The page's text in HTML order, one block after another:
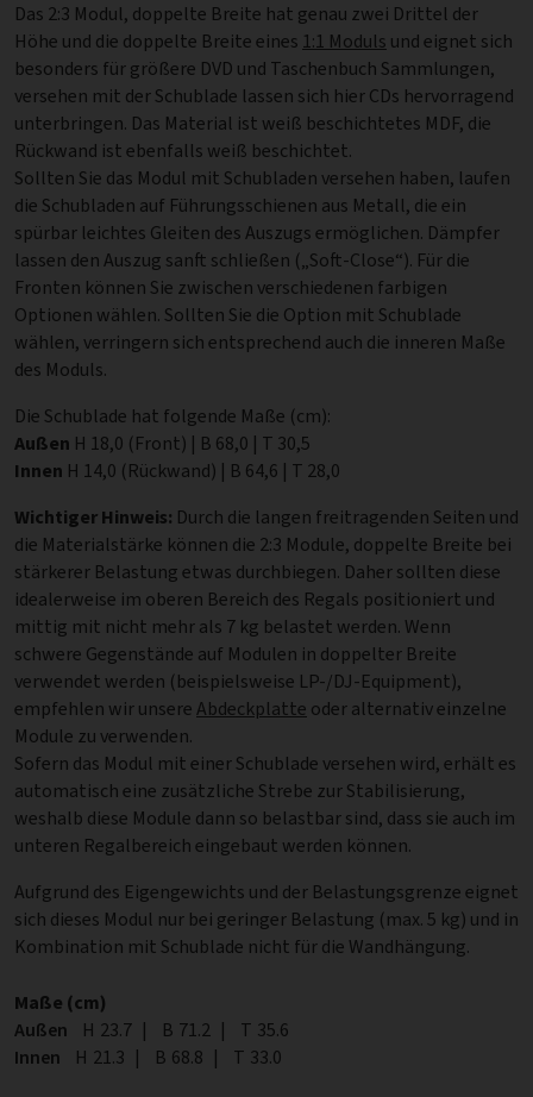
Das 2:3 Modul, doppelte Breite hat genau zwei Drittel der
Höhe und die doppelte Breite eines 1:1 Moduls und eignet sich
besonders für größere DVD und Taschenbuch Sammlungen,
versehen mit der Schublade lassen sich hier CDs hervorragend
unterbringen. Das Material ist weiß beschichtetes MDF, die
Rückwand ist ebenfalls weiß beschichtet.
Sollten Sie das Modul mit Schubladen versehen haben, laufen
die Schubladen auf Führungsschienen aus Metall, die ein
spürbar leichtes Gleiten des Auszugs ermöglichen. Dämpfer
lassen den Auszug sanft schließen („Soft-Close“). Für die
Fronten können Sie zwischen verschiedenen farbigen
Optionen wählen. Sollten Sie die Option mit Schublade
wählen, verringern sich entsprechend auch die inneren Maße
des Moduls.
Die Schublade hat folgende Maße (cm):
Außen H 18,0 (Front) | B 68,0 | T 30,5
Innen H 14,0 (Rückwand) | B 64,6 | T 28,0
Wichtiger Hinweis: Durch die langen freitragenden Seiten und
die Materialstärke können die 2:3 Module, doppelte Breite bei
stärkerer Belastung etwas durchbiegen. Daher sollten diese
idealerweise im oberen Bereich des Regals positioniert und
mittig mit nicht mehr als 7 kg belastet werden. Wenn
schwere Gegenstände auf Modulen in doppelter Breite
verwendet werden (beispielsweise LP-/DJ-Equipment),
empfehlen wir unsereAbdeckplatte oder alternativ einzelne
Module zu verwenden.
Sofern das Modul mit einer Schublade versehen wird, erhält es
automatisch eine zusätzliche Strebe zur Stabilisierung,
weshalb diese Module dann so belastbar sind, dass sie auch im
unteren Regalbereich eingebaut werden können.
Aufgrund des Eigengewichts und der Belastungsgrenze eignet
sich dieses Modul nur bei geringer Belastung (max. 5 kg) und in
Kombination mit Schublade nicht für die Wandhängung.
Maße (cm)
Außen
Höhe
H 23.7 | Breite
B 71.2 | Tiefe
T 35.6
Innen
Höhe
H 21.3 | Breite
B 68.8 | Tiefe
T 33.0